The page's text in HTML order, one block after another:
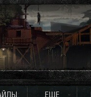
ЕЩЕ